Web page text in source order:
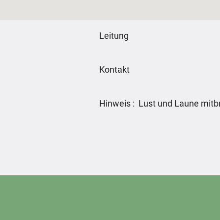
Leitung
Kontakt
Hinweis : Lust und Laune